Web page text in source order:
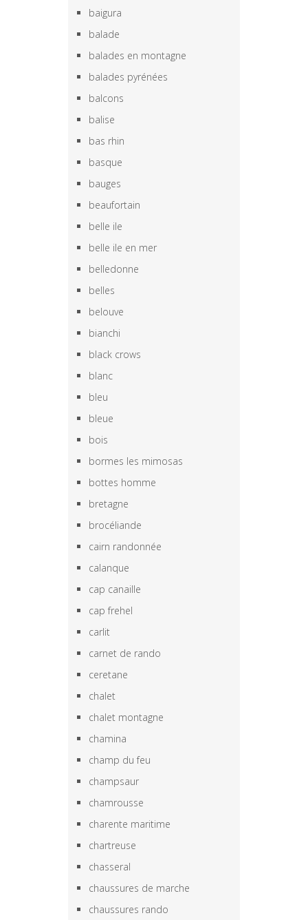
baigura
balade
balades en montagne
balades pyrénées
balcons
balise
bas rhin
basque
bauges
beaufortain
belle ile
belle ile en mer
belledonne
belles
belouve
bianchi
black crows
blanc
bleu
bleue
bois
bormes les mimosas
bottes homme
bretagne
brocéliande
cairn randonnée
calanque
cap canaille
cap frehel
carlit
carnet de rando
ceretane
chalet
chalet montagne
chamina
champ du feu
champsaur
chamrousse
charente maritime
chartreuse
chasseral
chaussures de marche
chaussures rando